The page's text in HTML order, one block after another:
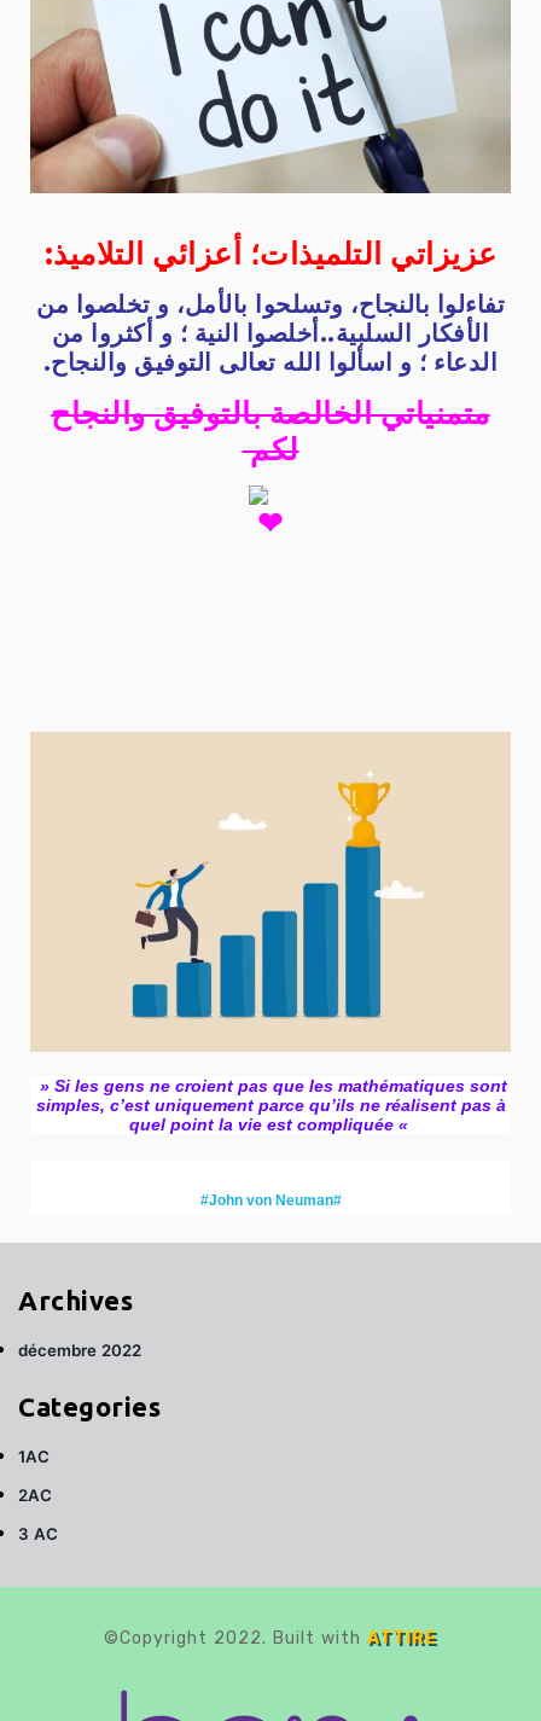
عزيزاتي التلميذات؛ أعزائي التلاميذ:
تفاءلوا بالنجاح، وتسلحوا بالأمل، و تخلصوا من
الأفكار السلبية..أخلصوا النية ؛ و أكثروا من
الدعاء ؛ و اسألوا الله تعالى التوفيق والنجاح.
متمنياتي الخالصة بالتوفيق والنجاح
لكم
» Si les gens ne croient pas que les mathématiques sont
simples, c’est uniquement parce qu’ils ne réalisent pas à
quel point la vie est compliquée «
#John von Neuman#
Archives
décembre 2022
Categories
1AC
2AC
3 AC
©Copyright 2022. Built with ATTIRE